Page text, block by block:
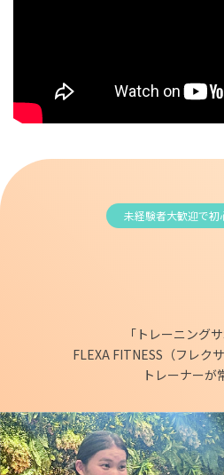
未経験者大歓迎で初
「トレーニング
FLEXA FITNESS（フレク
トレーナーが